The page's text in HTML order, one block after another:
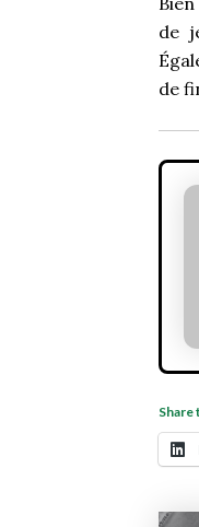
de
de
Share